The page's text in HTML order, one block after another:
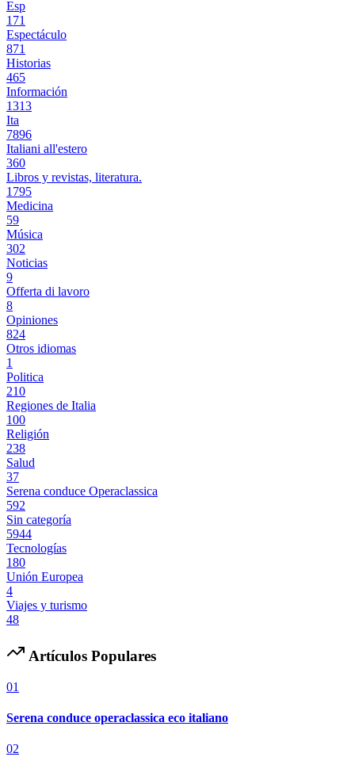
Esp
171
Espectáculo
871
Historias
465
Información
1313
Ita
7896
Italiani all'estero
360
Libros y revistas, literatura.
1795
Medicina
59
Música
302
Noticias
9
Offerta di lavoro
8
Opiniones
824
Otros idiomas
1
Politica
210
Regiones de Italia
100
Religión
238
Salud
37
Serena conduce Operaclassica
592
Sin categoría
5944
Tecnologías
180
Unión Europea
4
Viajes y turismo
48
Artículos Populares
01
Serena conduce operaclassica eco italiano
02